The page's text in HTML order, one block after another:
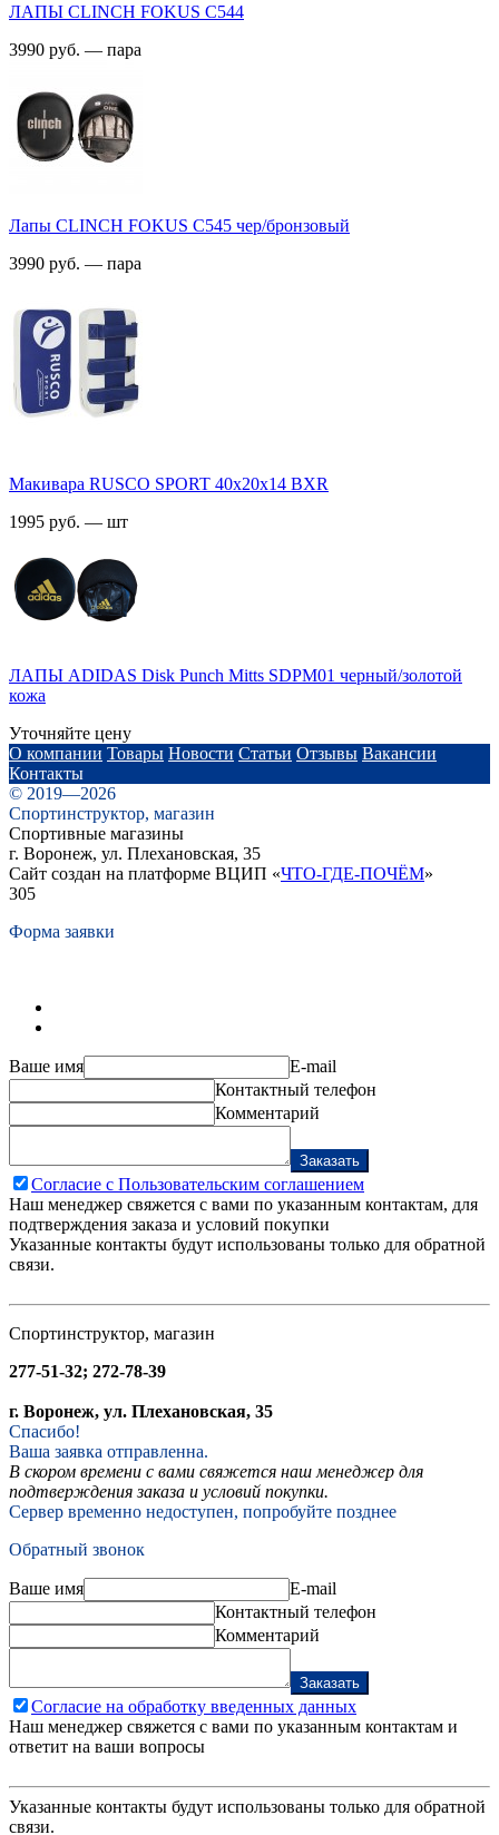
ЛАПЫ CLINCH FOKUS C544
3990 руб. — пара
Лапы CLINCH FOKUS C545 чер/бронзовый
3990 руб. — пара
Макивара RUSCO SPORT 40х20х14 BXR
1995 руб. — шт
ЛАПЫ ADIDAS Disk Punch Mitts SDPM01 черный/золотой
кожа
Уточняйте цену
О компании Товары Новости Статьи Отзывы Вакансии
Контакты
© 2019—2026
Спортинструктор, магазин
Спортивные магазины
г. Воронеж, ул. Плехановская, 35
Сайт создан на платформе ВЦИП «ЧТО-ГДЕ-ПОЧЁМ»
305
Форма заявки
Ваше имя
E-mail
Контактный телефон
Комментарий
Заказать
Согласие с Пользовательским соглашением
Наш менеджер свяжется с вами по указанным контактам, для
подтверждения заказа и условий покупки
Указанные контакты будут использованы только для обратной
связи.
Спортинструктор, магазин
277-51-32; 272-78-39
г. Воронеж, ул. Плехановская, 35
Спасибо!
Ваша заявка отправленна.
В скором времени с вами свяжется наш менеджер для
подтверждения заказа и условий покупки.
Сервер временно недоступен, попробуйте позднее
Обратный звонок
Ваше имя
E-mail
Контактный телефон
Комментарий
Заказать
Согласие на обработку введенных данных
Наш менеджер свяжется с вами по указанным контактам и
ответит на ваши вопросы
Указанные контакты будут использованы только для обратной
связи.